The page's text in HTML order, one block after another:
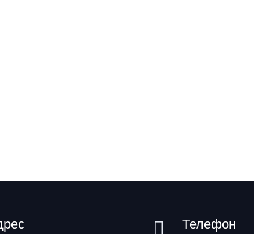
Телефон